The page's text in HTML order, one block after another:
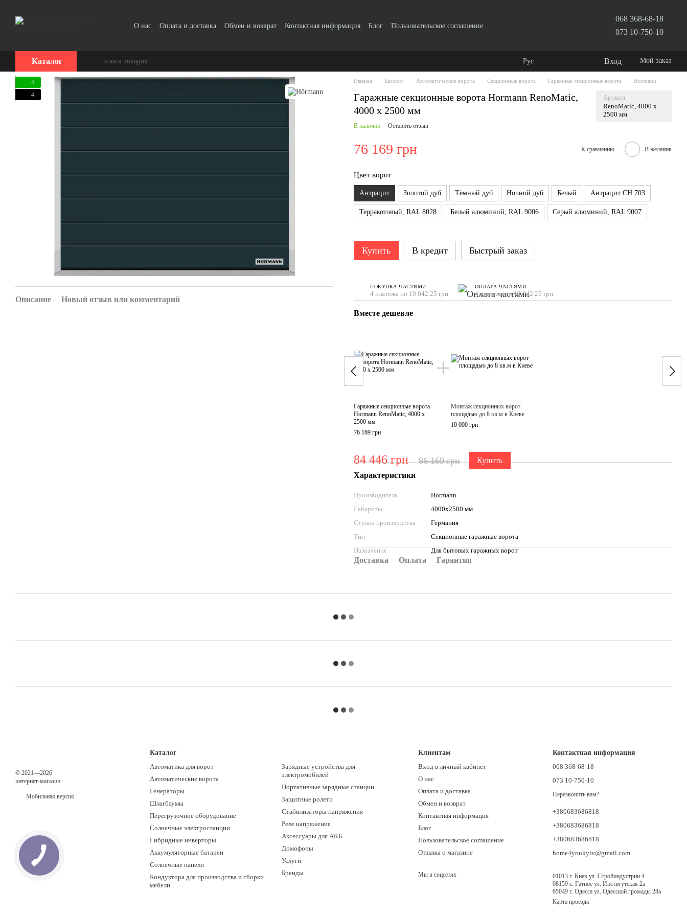
О нас Оплата и доставка Обмен и возврат Контактная информация Блог
Пользовательское соглашение
068 368-68-18
073 10-750-10
Каталог Рус Вход Мой заказ
4
4
Описание Новый отзыв или комментарий
Главная Каталог Автоматические ворота Секционные ворота Гаражные секционные ворота Hormann
Гаражные секционные ворота Hormann RenoMatic,
4000 x 2500 мм
Артикул
RenoMatic, 4000 x
2500 мм
В наличии Оставить отзыв
76 169 грн К сравнению В желания
Цвет ворот
Антрацит Золотой дуб Тёмный дуб Ночной дуб Белый Антрацит CH 703
Терракотовый, RAL 8028 Белый алюминий, RAL 9006 Серый алюминий, RAL 9007
Купить В кредит Быстрый заказ
ПОКУПКА ЧАСТЯМИ
4 платежа по 19 042.25 грн
ОПЛАТА ЧАСТЯМИ
4 платежа по 19 042.25 грн
Вместе дешевле
Гаражные секционные ворота
Hormann RenoMatic, 4000 x
2500 мм
76 169 грн
Монтаж секционных ворот
площадью до 8 кв.м в Киеве
10 000 грн
84 446 грн 86 169 грн Купить
Характеристики
Производитель
Hormann
Габариты
4000х2500 мм
Страна производства
Германия
Тип
Секционные гаражные ворота
Назначение
Для бытовых гаражных ворот
Доставка Оплата Гарантия
© 2021—2026
интернет-магазин
Мобильная версия
Каталог
Автоматика для ворот
Автоматические ворота
Генераторы
Шлагбаумы
Перегрузочное оборудование
Солнечные электростанции
Гибридные инверторы
Аккумуляторные батареи
Солнечные панели
Кондуктора для производства и сборки
мебели
Зарядные устройства для
электромобилей
Портативные зарядные станции
Защитные ролети
Стабилизаторы напряжения
Реле напряжения
Аксессуары для АКБ
Домофоны
Услуги
Бренды
Клиентам
Вход в личный кабинет
О нас
Оплата и доставка
Обмен и возврат
Контактная информация
Блог
Пользовательское соглашение
Отзывы о магазине
Мы в соцсетях
Контактная информация
068 368-68-18
073 10-750-10
Перезвонить вам?
+380683686818
+380683686818
+380683686818
home4youkyiv@gmail.com
01013 г. Киев ул. Стройиндустрии 4
08159 с. Гатное ул. Институтская 2а
65049 г. Одесса ул. Одесской громады 28а
Карта проезда